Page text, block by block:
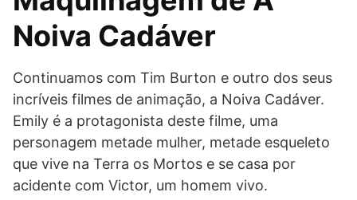
Noiva Cadáver
Continuamos com Tim Burton e outro dos seus
incríveis filmes de animação, a Noiva Cadáver.
Emily é a protagonista deste filme, uma
personagem metade mulher, metade esqueleto
que vive na Terra os Mortos e se casa por
acidente com Victor, um homem vivo.